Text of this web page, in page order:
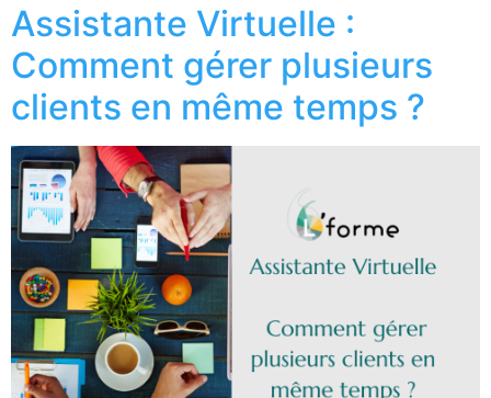
Assistante Virtuelle :
Comment gérer plusieurs
clients en même temps ?